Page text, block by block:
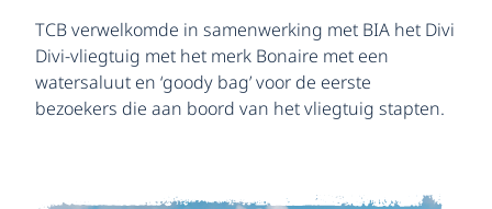
TCB verwelkomde in samenwerking met BIA het Divi
Divi-vliegtuig met het merk Bonaire met een
watersaluut en ‘goody bag’ voor de eerste
bezoekers die aan boord van het vliegtuig stapten.